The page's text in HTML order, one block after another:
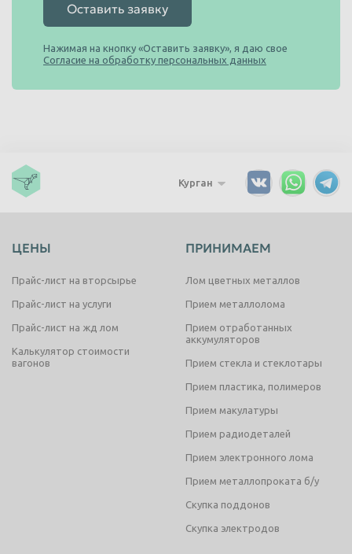
Оставить заявку
Нажимая на кнопку «Оставить заявку», я даю свое
Согласие на обработку персональных данных
Курган
ЦЕНЫ
Прайс-лист на вторсырье
Прайс-лист на услуги
Прайс-лист на жд лом
Калькулятор стоимости
вагонов
ПРИНИМАЕМ
Лом цветных металлов
Прием металлолома
Прием отработанных
аккумуляторов
Прием стекла и стеклотары
Прием пластика, полимеров
Прием макулатуры
Прием радиодеталей
Прием электронного лома
Прием металлопроката б/у
Скупка поддонов
Скупка электродов